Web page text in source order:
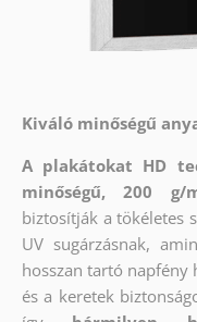
Kiváló minőségű
A plakátokat HD
minőségű, 200 g/
biztosítják a tökéletes
UV sugárzásnak,
hosszan tartó napfény
és a keretek